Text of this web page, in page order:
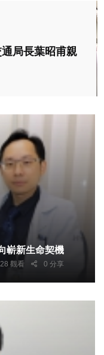
局長葉昭甫親
嶄新生命契機
觀看 0 分享